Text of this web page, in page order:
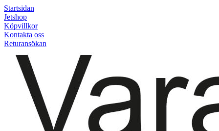
Startsidan
Jetshop
Köpvillkor
Kontakta oss
Returansökan